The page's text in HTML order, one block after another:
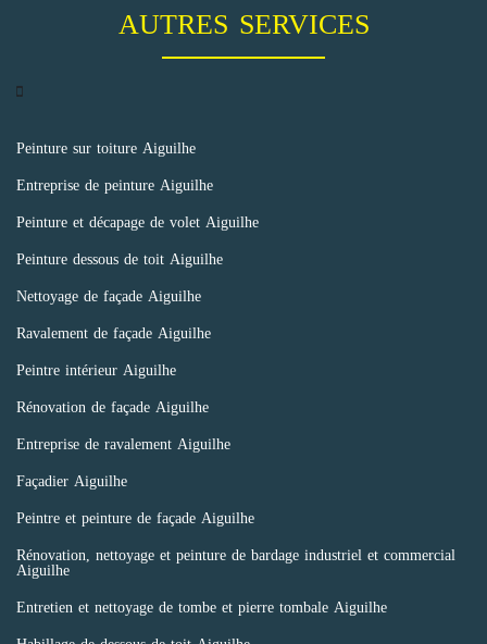
AUTRES SERVICES
Peinture sur toiture Aiguilhe
Entreprise de peinture Aiguilhe
Peinture et décapage de volet Aiguilhe
Peinture dessous de toit Aiguilhe
Nettoyage de façade Aiguilhe
Ravalement de façade Aiguilhe
Peintre intérieur Aiguilhe
Rénovation de façade Aiguilhe
Entreprise de ravalement Aiguilhe
Façadier Aiguilhe
Peintre et peinture de façade Aiguilhe
Rénovation, nettoyage et peinture de bardage industriel et commercial
Aiguilhe
Entretien et nettoyage de tombe et pierre tombale Aiguilhe